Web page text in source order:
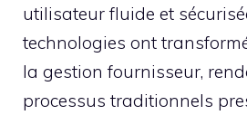
utilisateur fluide et
technologies ont
la gestion fournisseur,
processus traditionnels